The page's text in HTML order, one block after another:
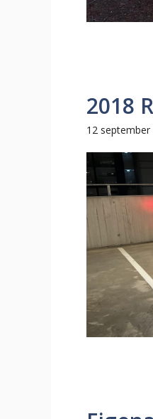
2018
12 september